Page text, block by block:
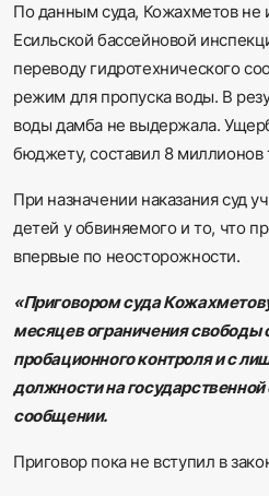
По данным суда, Кожахметов не
Есильской бассейновой
переводу гидротехнического
режим для пропуска воды. В
воды дамба не выдержала.
бюджету, составил 8 миллионов
При назначении наказания суд
детей у обвиняемого и то, что
впервые по неосторожности.
«Приговором суда
месяцев ограничения свободы
пробационного контроля и с
должности на государственной
сообщении.
Приговор пока не вступил в